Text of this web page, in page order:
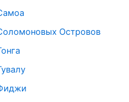
Островов